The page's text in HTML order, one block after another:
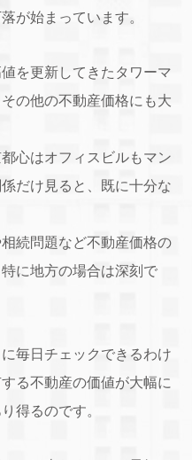
が始まっています。
を更新してきたタワーマ
の他の不動産価格にも大
心はオフィスビルもマン
だけ見ると、既に十分な
続問題など不動産価格の
に地方の場合は深刻で
毎日チェックできるわけ
る不動産の価値が大幅に
得るのです。